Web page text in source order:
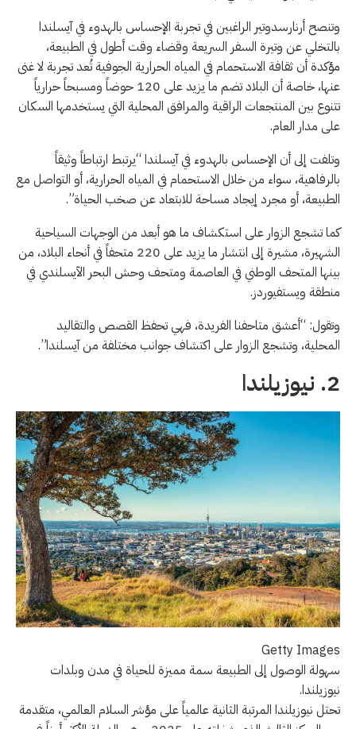
وتنصح أرنارسدوتير الراغبين في تجربة الإحساس بالهدوء في آيسلندا
بالتخلي عن وتيرة السفر السريعة وقضاء وقت أطول في الطبيعة،
مؤكدة أن ثقافة الاستحمام في المياه الحرارية الجوفية تُعد تجربة لا غنى
عنها، خاصة أن البلاد تضم ما يزيد على 120 حوضاً ومسبحاً حرارياً
تتنوع بين المنتجعات الراقية والمرافق المحلية التي يستخدمها السكان
على مدار العام.
وتلفت إلى أن الإحساس بالهدوء في آيسلندا “يرتبط ارتباطاً وثيقاً
بالرفاهية، سواء من خلال الاستحمام في المياه الحرارية، أو التواصل مع
الطبيعة، أو مجرد إيجاد مساحة للابتعاد عن صخب الحياة”.
كما تشجع الزوار على استكشاف ما هو أبعد من الوجهات السياحية
الشهيرة، مشيرة إلى انتشار ما يزيد على 220 متحفاً في أنحاء البلاد، من
بينها المتحف الوطني في العاصمة ومتحف وحش البحر الآيسلندي في
منطقة ويستفيوردز.
وتقول: “أعشق متاحفنا الفريدة، فهي تحفظ القصص والتقاليد
المحلية، وتشجع الزوار على اكتشاف جوانب مختلفة من آيسلندا”.
2. نيوزيلندا
Getty Images
سهولة الوصول إلى الطبيعة سمة مميزة للحياة في مدن وبلدات
نيوزيلندا.
تحتل نيوزيلندا المرتبة الثانية عالمياً على مؤشر السلام العالمي، متقدمة